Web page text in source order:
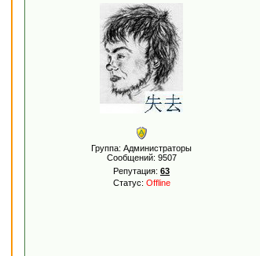
Группа: Администраторы
Сообщений: 9507
Репутация: 63
Статус: Offline